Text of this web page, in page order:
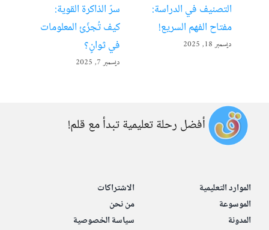
التصنيف في الدراسة:
مفتاح الفهم السريع!
ديسمبر 18, 2025
سرّ الذاكرة القوية:
كيف تُجزّئ المعلومات
في ثوانٍ؟
ديسمبر 7, 2025
أفضل رحلة تعليمية تبدأ مع قلم!
الموارد التعليمية
الموسوعة
المدونة
الاشتراكات
من نحن
سياسة الخصوصية